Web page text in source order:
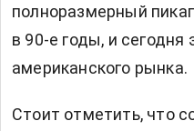
полноразмерный
в 90-е годы, и сегодня
американского рынка.
Стоит отметить, что